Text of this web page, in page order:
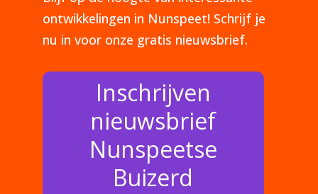
ontwikkelingen in Nunspeet! Schrijf je
nu in voor onze gratis nieuwsbrief.
Inschrijven
nieuwsbrief
Nunspeetse
Buizerd